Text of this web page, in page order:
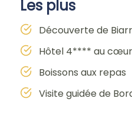
Les plus
Découverte de
Hôtel 4**** au
Boissons aux repas
Visite guidée de